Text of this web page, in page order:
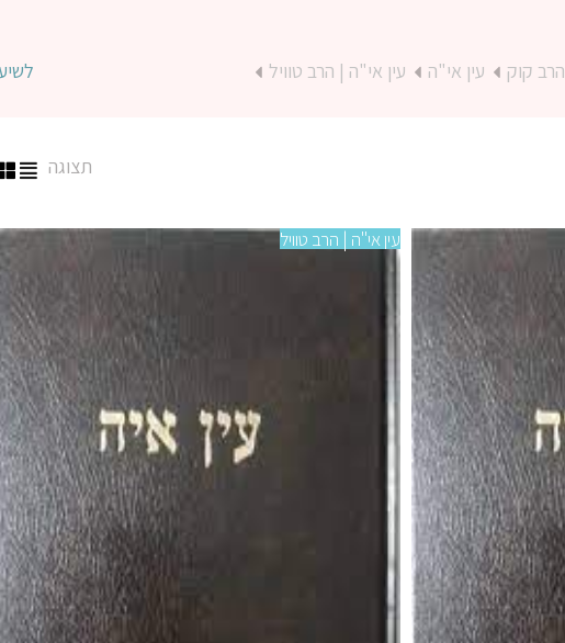
הרב קוק עין אי"ה עין אי"ה | הרב טוויל
תצוגה
עין אי"ה | הרב טוויל